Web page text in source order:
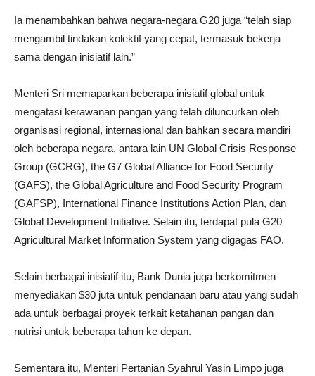
Ia menambahkan bahwa negara-negara G20 juga “telah siap
mengambil tindakan kolektif yang cepat, termasuk bekerja
sama dengan inisiatif lain.”
Menteri Sri memaparkan beberapa inisiatif global untuk
mengatasi kerawanan pangan yang telah diluncurkan oleh
organisasi regional, internasional dan bahkan secara mandiri
oleh beberapa negara, antara lain UN Global Crisis Response
Group (GCRG), the G7 Global Alliance for Food Security
(GAFS), the Global Agriculture and Food Security Program
(GAFSP), International Finance Institutions Action Plan, dan
Global Development Initiative. Selain itu, terdapat pula G20
Agricultural Market Information System yang digagas FAO.
Selain berbagai inisiatif itu, Bank Dunia juga berkomitmen
menyediakan $30 juta untuk pendanaan baru atau yang sudah
ada untuk berbagai proyek terkait ketahanan pangan dan
nutrisi untuk beberapa tahun ke depan.
Sementara itu, Menteri Pertanian Syahrul Yasin Limpo juga